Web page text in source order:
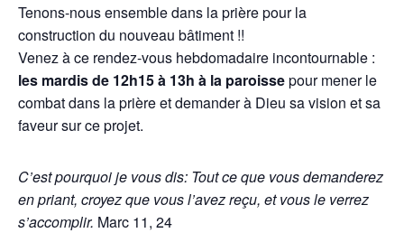
Tenons-nous ensemble dans la prière pour la
construction du nouveau bâtiment !!
Venez à ce rendez-vous hebdomadaire incontournable :
les mardis de 12h15 à 13h à la paroissepour mener le
combat dans la prière et demander à Dieu sa vision et sa
faveur sur ce projet.
C’est pourquoi je vous dis: Tout ce que vous demanderez
en priant, croyez que vous l’avez reçu, et vous le verrez
s’accomplir. Marc 11, 24